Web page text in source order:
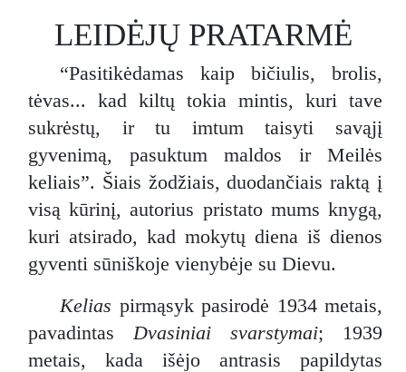
LEIDĖJŲ PRATARMĖ
“Pasitikėdamas kaip bičiulis, brolis,
tėvas... kad kiltų tokia mintis, kuri tave
sukrėstų, ir tu imtum taisyti savąjį
gyvenimą, pasuktum maldos ir Meilės
keliais”. Šiais žodžiais, duodančiais raktą į
visą kūrinį, autorius pristato mums knygą,
kuri atsirado, kad mokytų diena iš dienos
gyventi sūniškoje vienybėje su Dievu.
Kelias pirmąsyk pasirodė 1934 metais,
pavadintas Dvasiniai svarstymai; 1939
metais, kada išėjo antrasis papildytas